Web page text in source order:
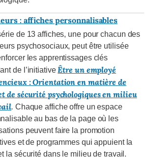
: affiches personnalisables
de 13 affiches, une pour chacun des
psychosociaux, peut être utilisée
les apprentissages clés
de l’initiative Être un employé
: Orientation en matière de
de sécurité psychologiques en milieu
. Chaque affiche offre un espace
au bas de la page où les
peuvent faire la promotion
et de programmes qui appuient la
la sécurité dans le milieu de travail.